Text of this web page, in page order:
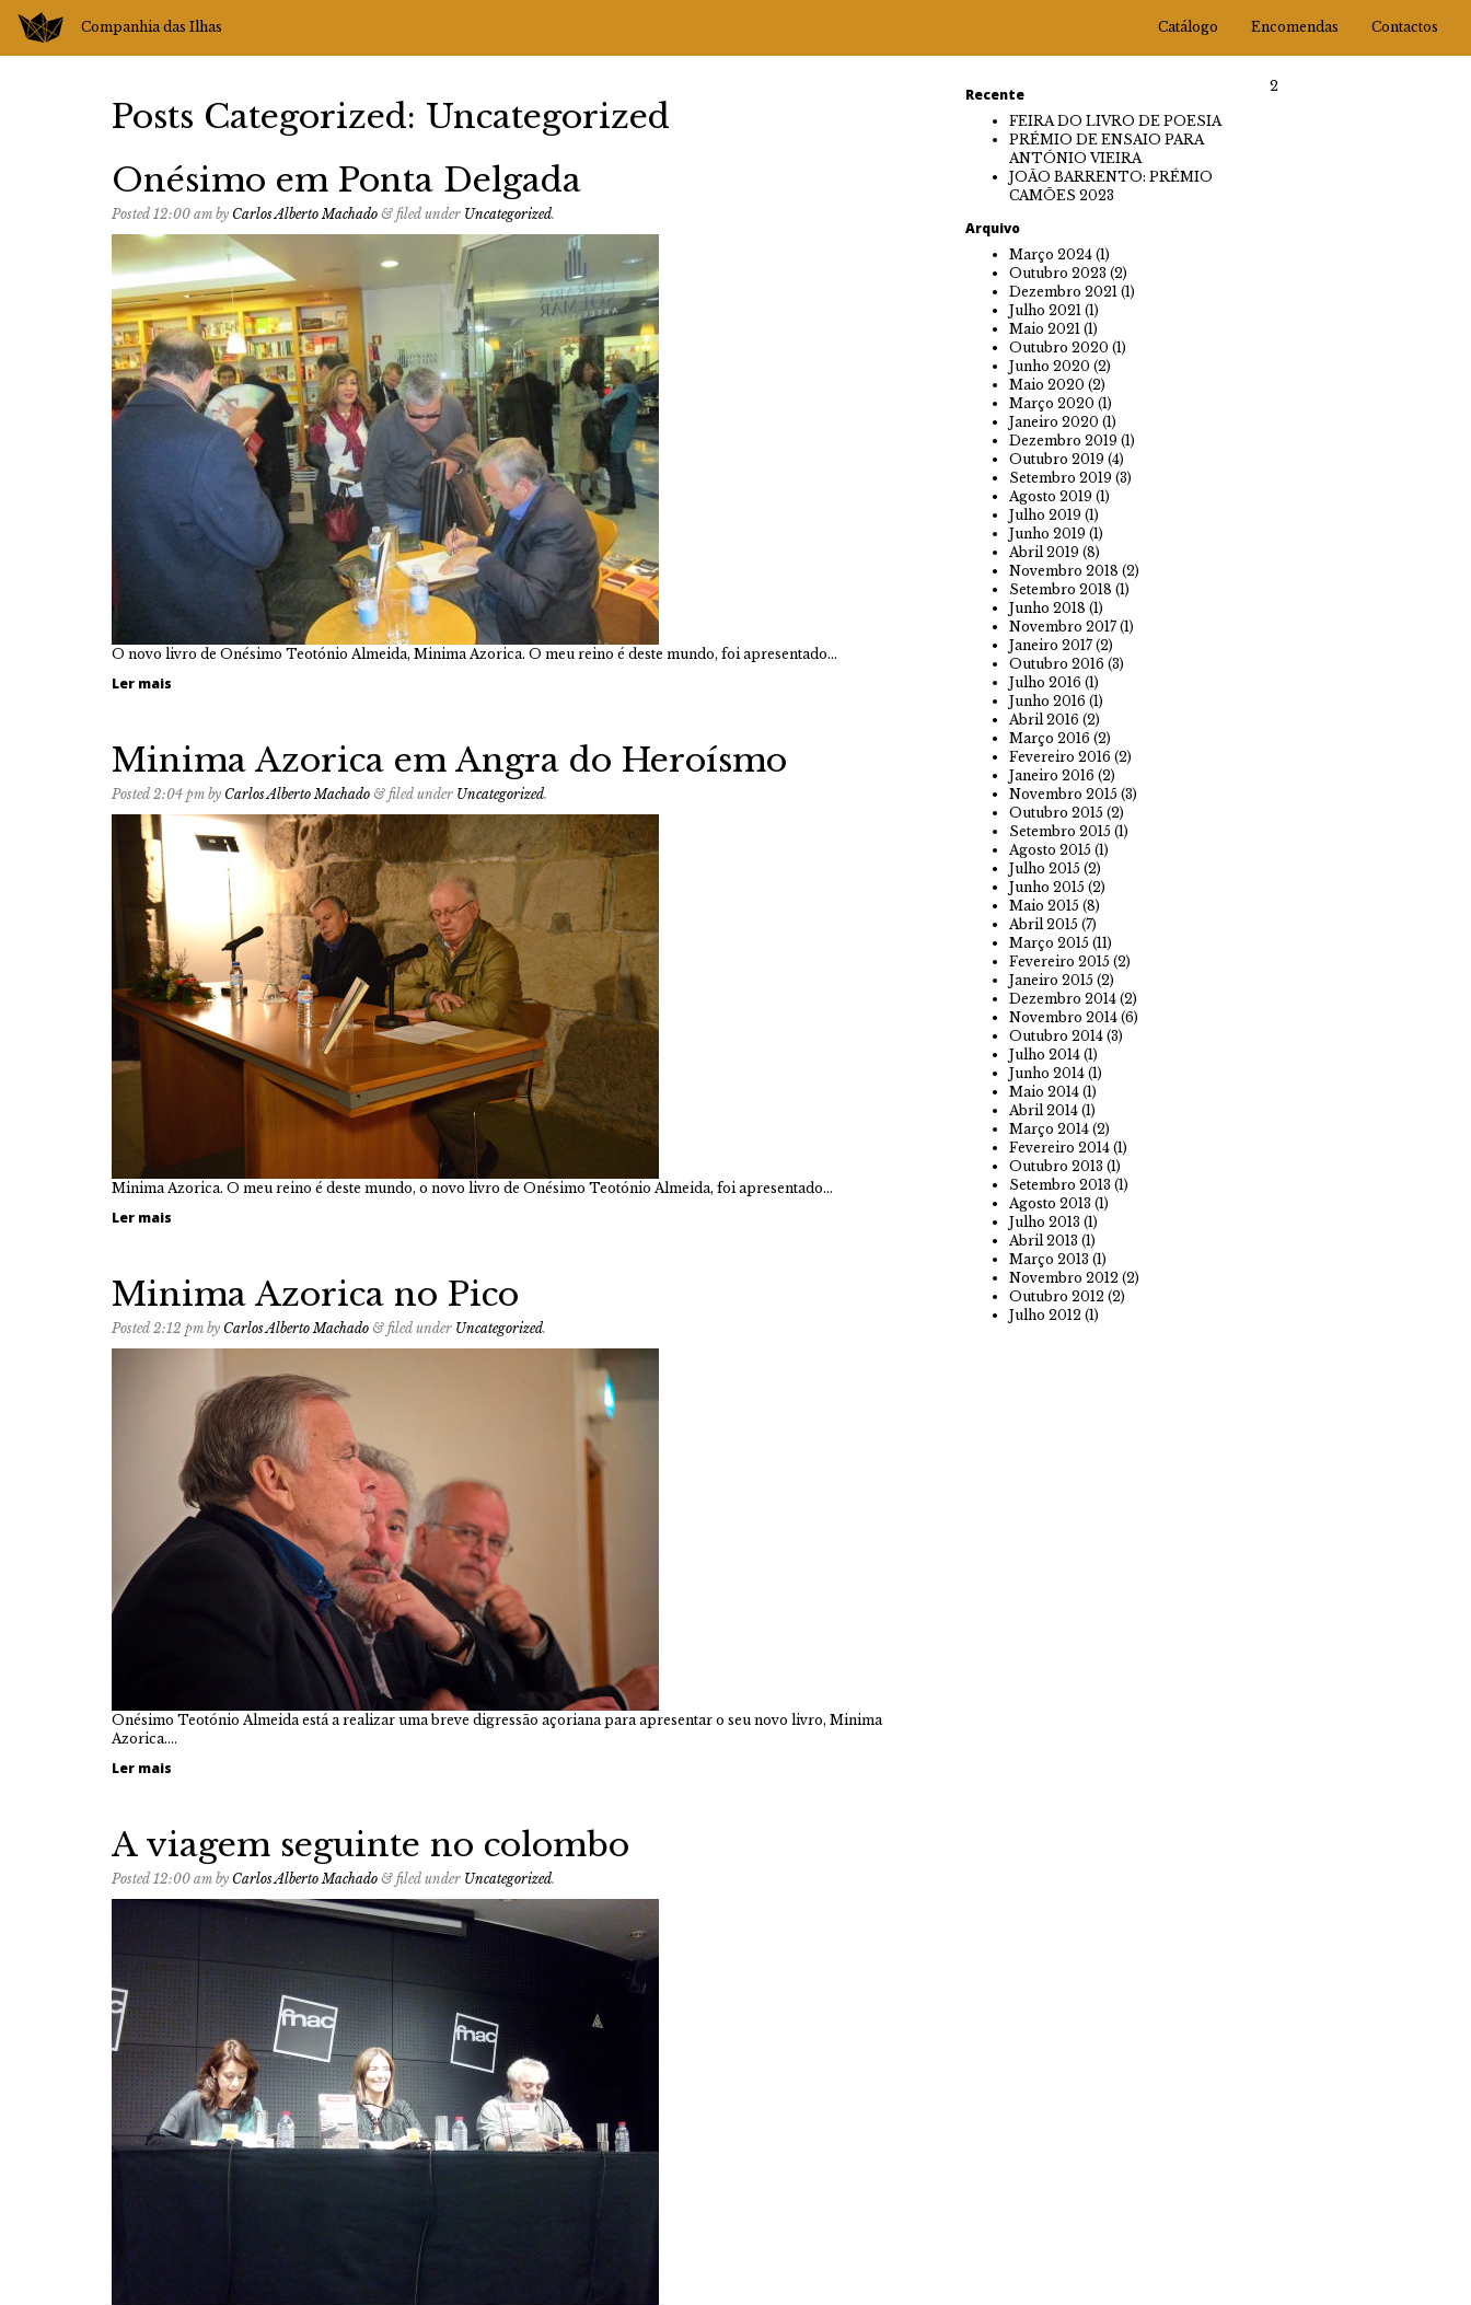
Companhia das Ilhas Catálogo Encomendas Contactos
Posts Categorized: Uncategorized
Onésimo em Ponta Delgada
Posted 12:00 am by Carlos Alberto Machado & filed under Uncategorized.
O novo livro de Onésimo Teotónio Almeida, Minima Azorica. O meu reino é deste mundo, foi apresentado…
Ler mais
Minima Azorica em Angra do Heroísmo
Posted 2:04 pm by Carlos Alberto Machado & filed under Uncategorized.
Minima Azorica. O meu reino é deste mundo, o novo livro de Onésimo Teotónio Almeida, foi apresentado…
Ler mais
Minima Azorica no Pico
Posted 2:12 pm by Carlos Alberto Machado & filed under Uncategorized.
Onésimo Teotónio Almeida está a realizar uma breve digressão açoriana para apresentar o seu novo livro, Minima
Azorica….
Ler mais
A viagem seguinte no colombo
Posted 12:00 am by Carlos Alberto Machado & filed under Uncategorized.
2
Recente
FEIRA DO LIVRO DE POESIA
PRÉMIO DE ENSAIO PARA
ANTÓNIO VIEIRA
JOÃO BARRENTO: PRÉMIO
CAMÕES 2023
Arquivo
Março 2024 (1)
Outubro 2023 (2)
Dezembro 2021 (1)
Julho 2021 (1)
Maio 2021 (1)
Outubro 2020 (1)
Junho 2020 (2)
Maio 2020 (2)
Março 2020 (1)
Janeiro 2020 (1)
Dezembro 2019 (1)
Outubro 2019 (4)
Setembro 2019 (3)
Agosto 2019 (1)
Julho 2019 (1)
Junho 2019 (1)
Abril 2019 (8)
Novembro 2018 (2)
Setembro 2018 (1)
Junho 2018 (1)
Novembro 2017 (1)
Janeiro 2017 (2)
Outubro 2016 (3)
Julho 2016 (1)
Junho 2016 (1)
Abril 2016 (2)
Março 2016 (2)
Fevereiro 2016 (2)
Janeiro 2016 (2)
Novembro 2015 (3)
Outubro 2015 (2)
Setembro 2015 (1)
Agosto 2015 (1)
Julho 2015 (2)
Junho 2015 (2)
Maio 2015 (8)
Abril 2015 (7)
Março 2015 (11)
Fevereiro 2015 (2)
Janeiro 2015 (2)
Dezembro 2014 (2)
Novembro 2014 (6)
Outubro 2014 (3)
Julho 2014 (1)
Junho 2014 (1)
Maio 2014 (1)
Abril 2014 (1)
Março 2014 (2)
Fevereiro 2014 (1)
Outubro 2013 (1)
Setembro 2013 (1)
Agosto 2013 (1)
Julho 2013 (1)
Abril 2013 (1)
Março 2013 (1)
Novembro 2012 (2)
Outubro 2012 (2)
Julho 2012 (1)